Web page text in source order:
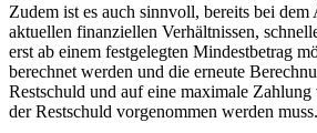
Zudem ist es auch sinnvoll, bereits bei
aktuellen finanziellen Verhältnissen,
erst ab einem festgelegten Mindestbetrag
berechnet werden und die erneute
Restschuld und auf eine maximale
der Restschuld vorgenommen werden muss.